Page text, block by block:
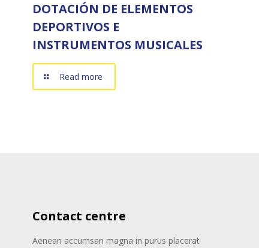
DOTACIÓN DE ELEMENTOS
DEPORTIVOS E
INSTRUMENTOS MUSICALES
Read more
Contact centre
Aenean accumsan magna in purus placerat